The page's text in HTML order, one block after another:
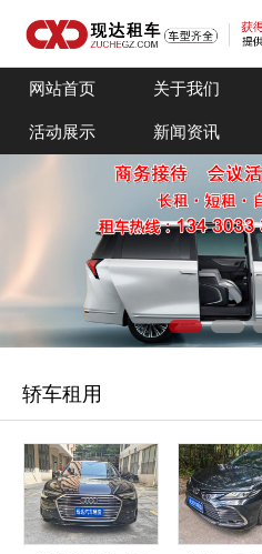
网站首页 关于我们
活动展示 新闻资讯
轿车租用